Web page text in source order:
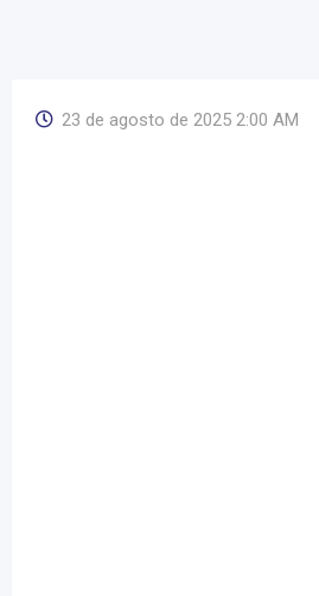
23 de agosto de 2025 2:00 AM